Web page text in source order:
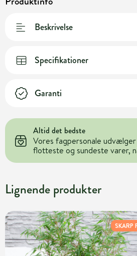
Beskrivelse
Specifikationer
Garanti
Altid det bedste
Vores fagpersonale
flotteste og sundeste varer,
Lignende produkter
SKARP